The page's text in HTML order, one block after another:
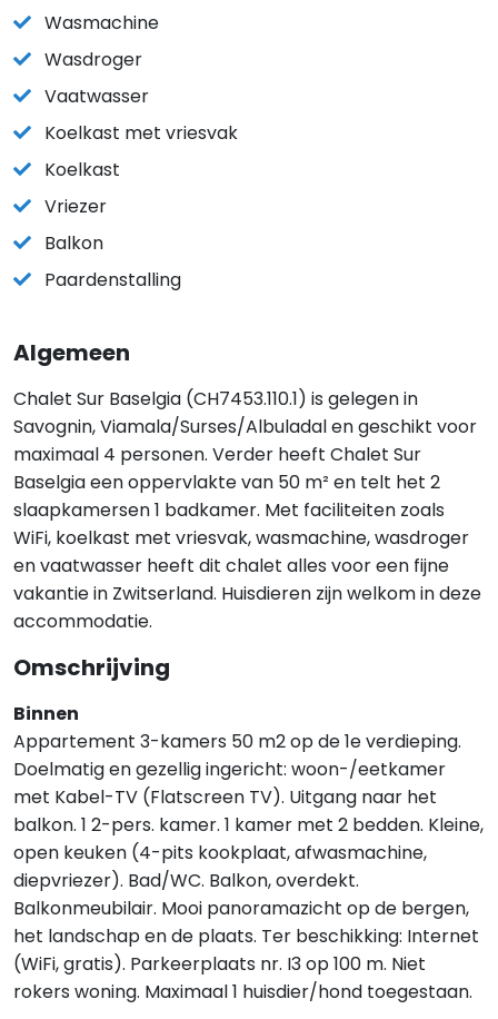
Wasmachine
Wasdroger
Vaatwasser
Koelkast met vriesvak
Koelkast
Vriezer
Balkon
Paardenstalling
Algemeen
Chalet Sur Baselgia (CH7453.110.1) is gelegen in
Savognin, Viamala/Surses/Albuladal en geschikt voor
maximaal 4 personen. Verder heeft Chalet Sur
Baselgia een oppervlakte van 50 m² en telt het 2
slaapkamersen 1 badkamer. Met faciliteiten zoals
WiFi, koelkast met vriesvak, wasmachine, wasdroger
en vaatwasser heeft dit chalet alles voor een fijne
vakantie in Zwitserland. Huisdieren zijn welkom in deze
accommodatie.
Omschrijving
Binnen
Appartement 3-kamers 50 m2 op de 1e verdieping.
Doelmatig en gezellig ingericht: woon-/eetkamer
met Kabel-TV (Flatscreen TV). Uitgang naar het
balkon. 1 2-pers. kamer. 1 kamer met 2 bedden. Kleine,
open keuken (4-pits kookplaat, afwasmachine,
diepvriezer). Bad/WC. Balkon, overdekt.
Balkonmeubilair. Mooi panoramazicht op de bergen,
het landschap en de plaats. Ter beschikking: Internet
(WiFi, gratis). Parkeerplaats nr. I3 op 100 m. Niet
rokers woning. Maximaal 1 huisdier/hond toegestaan.